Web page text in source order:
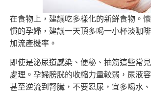
在食物上，建議吃多樣化的新鮮食物。
慣的孕婦， 建議一天頂多喝一小杯淡咖
加流產機率。
即使是泌尿道感染、便秘、抽筋這些常
處理。 孕婦膀胱的收縮力量較弱，尿液
甚至逆流到腎臟， 不要忍尿，宜多喝水